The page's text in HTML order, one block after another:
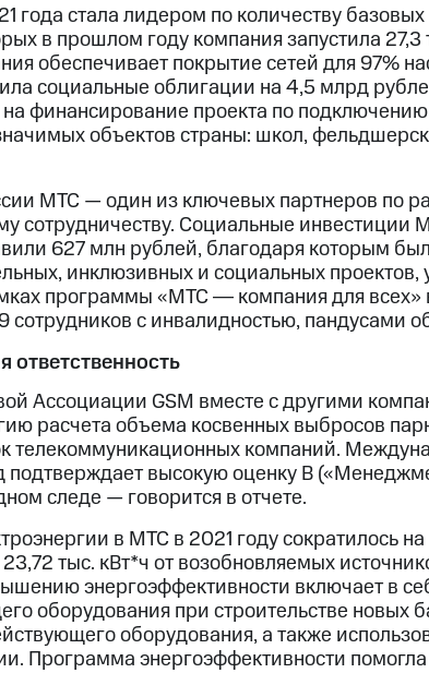
года стала лидером по количеству
в прошлом году компания запустила
обеспечивает покрытие сетей для 97%
социальные облигации на 4,5 млрд
финансирование проекта по
объектов страны: школ,
МТС — один из ключевых партнеров по
сотрудничеству. Социальные инвестиции
627 млн рублей, благодаря которым
инклюзивных и социальных проектов,
программы «МТС ― компания для всех»
сотрудников с инвалидностью, пандусами
ответственность
Ассоциации GSM вместе с другими
расчета объема косвенных выбросов
телекоммуникационных компаний.
подтверждает высокую оценку В
следе — говорится в отчете.
в МТС в 2021 году сократилось
тыс. кВт*ч от возобновляемых
энергоэффективности включает в
оборудования при строительстве новых
оборудования, а также
Программа энергоэффективности